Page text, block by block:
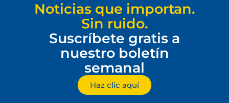
Noticias que importan.
Sin ruido.
Suscríbete gratis a
nuestro boletín
semanal
Haz clic aquí